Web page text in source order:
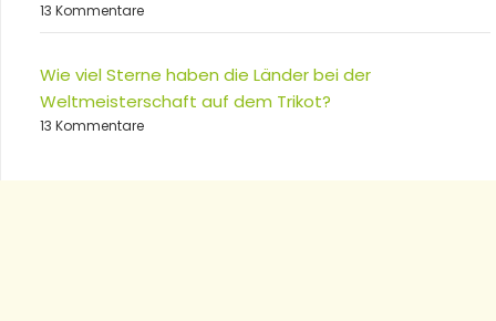
13 Kommentare
Wie viel Sterne haben die Länder bei der
Weltmeisterschaft auf dem Trikot?
13 Kommentare